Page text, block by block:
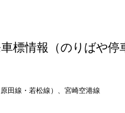
標情報（のりばや
田線・若松線）、宮崎空港線